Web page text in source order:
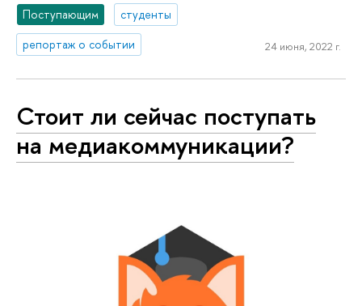
Поступающим
студенты
репортаж о событии
24 июня, 2022 г.
Стоит ли сейчас поступать
на медиакоммуникации?